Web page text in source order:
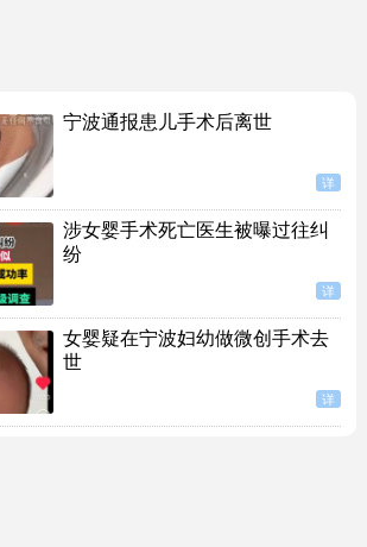
宁波通报患儿手术后离世
详
涉女婴手术死亡医生被曝过往纠
纷
详
女婴疑在宁波妇幼做微创手术去
世
详